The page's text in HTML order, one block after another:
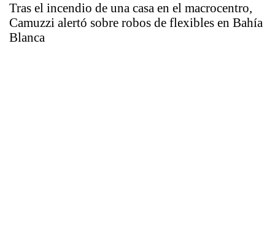
Tras el incendio de una casa en el macrocentro,
Camuzzi alertó sobre robos de flexibles en Bahía
Blanca